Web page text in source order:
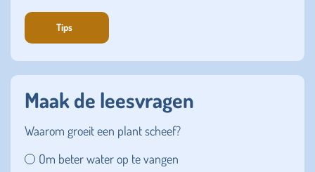
Tips
Maak de leesvragen
Waarom groeit een plant scheef?
Om beter water op te vangen